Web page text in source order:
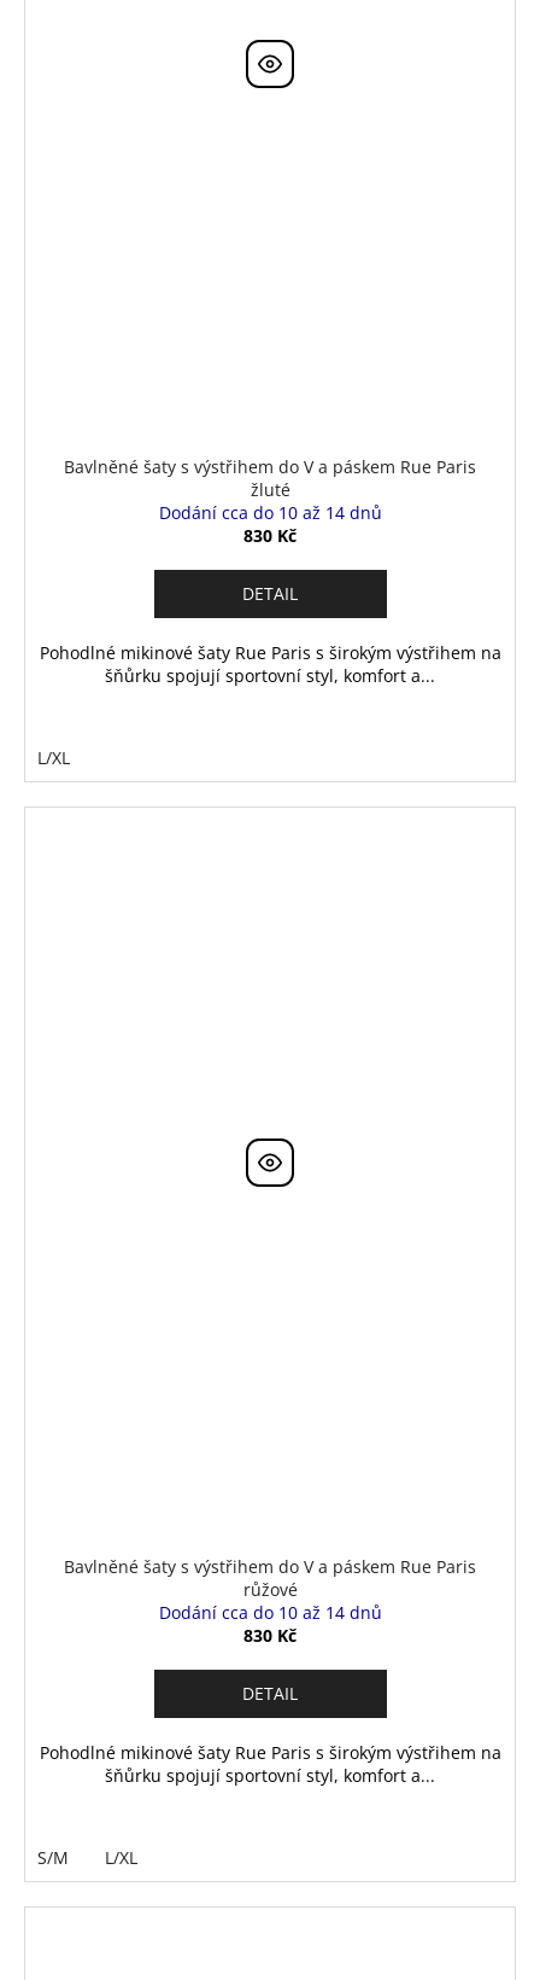
Bavlněné šaty s výstřihem do V a páskem Rue Paris
žluté
Dodání cca do 10 až 14 dnů
830 Kč
DETAIL
Pohodlné mikinové šaty Rue Paris s širokým výstřihem na
šňůrku spojují sportovní styl, komfort a...
L/XL
Bavlněné šaty s výstřihem do V a páskem Rue Paris
růžové
Dodání cca do 10 až 14 dnů
830 Kč
DETAIL
Pohodlné mikinové šaty Rue Paris s širokým výstřihem na
šňůrku spojují sportovní styl, komfort a...
S/M L/XL